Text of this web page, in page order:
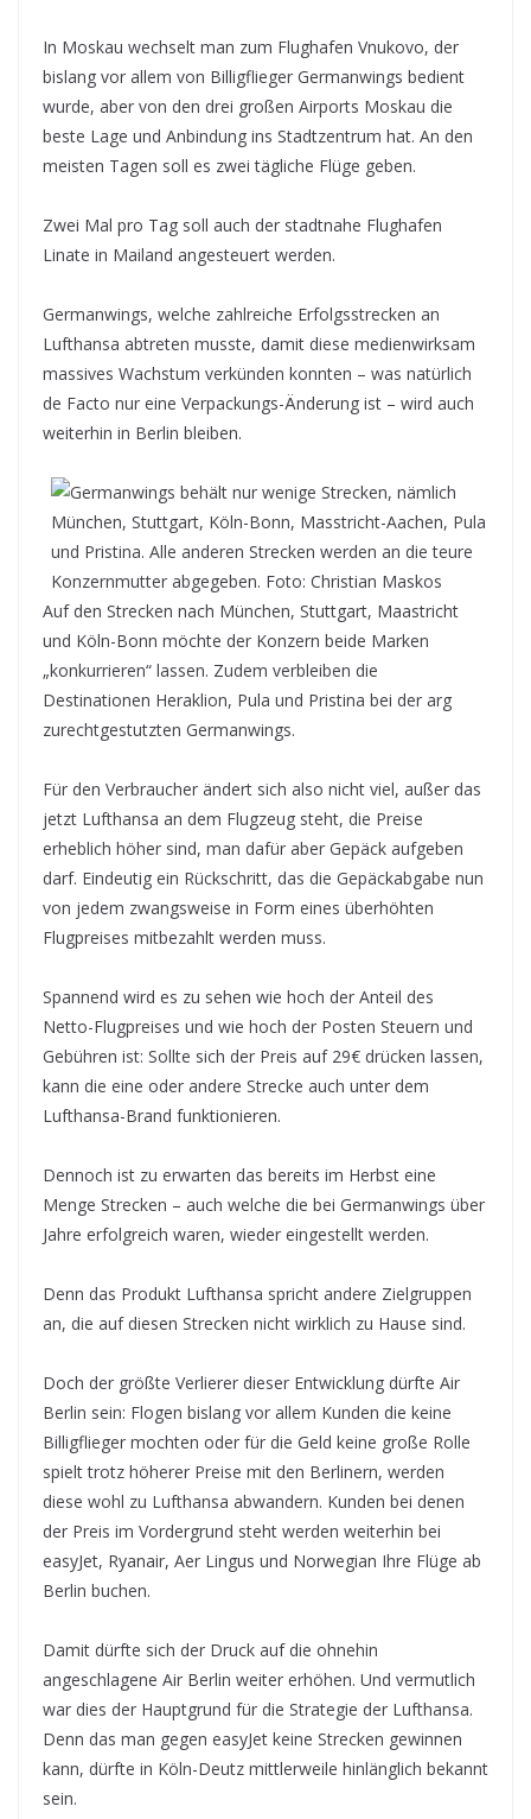
In Moskau wechselt man zum Flughafen Vnukovo, der
bislang vor allem von Billigflieger Germanwings bedient
wurde, aber von den drei großen Airports Moskau die
beste Lage und Anbindung ins Stadtzentrum hat. An den
meisten Tagen soll es zwei tägliche Flüge geben.
Zwei Mal pro Tag soll auch der stadtnahe Flughafen
Linate in Mailand angesteuert werden.
Germanwings, welche zahlreiche Erfolgsstrecken an
Lufthansa abtreten musste, damit diese medienwirksam
massives Wachstum verkünden konnten – was natürlich
de Facto nur eine Verpackungs-Änderung ist – wird auch
weiterhin in Berlin bleiben.
Auf den Strecken nach München, Stuttgart, Maastricht
und Köln-Bonn möchte der Konzern beide Marken
„konkurrieren“ lassen. Zudem verbleiben die
Destinationen Heraklion, Pula und Pristina bei der arg
zurechtgestutzten Germanwings.
Für den Verbraucher ändert sich also nicht viel, außer das
jetzt Lufthansa an dem Flugzeug steht, die Preise
erheblich höher sind, man dafür aber Gepäck aufgeben
darf. Eindeutig ein Rückschritt, das die Gepäckabgabe nun
von jedem zwangsweise in Form eines überhöhten
Flugpreises mitbezahlt werden muss.
Spannend wird es zu sehen wie hoch der Anteil des
Netto-Flugpreises und wie hoch der Posten Steuern und
Gebühren ist: Sollte sich der Preis auf 29€ drücken lassen,
kann die eine oder andere Strecke auch unter dem
Lufthansa-Brand funktionieren.
Dennoch ist zu erwarten das bereits im Herbst eine
Menge Strecken – auch welche die bei Germanwings über
Jahre erfolgreich waren, wieder eingestellt werden.
Denn das Produkt Lufthansa spricht andere Zielgruppen
an, die auf diesen Strecken nicht wirklich zu Hause sind.
Doch der größte Verlierer dieser Entwicklung dürfte Air
Berlin sein: Flogen bislang vor allem Kunden die keine
Billigflieger mochten oder für die Geld keine große Rolle
spielt trotz höherer Preise mit den Berlinern, werden
diese wohl zu Lufthansa abwandern. Kunden bei denen
der Preis im Vordergrund steht werden weiterhin bei
easyJet, Ryanair, Aer Lingus und Norwegian Ihre Flüge ab
Berlin buchen.
Damit dürfte sich der Druck auf die ohnehin
angeschlagene Air Berlin weiter erhöhen. Und vermutlich
war dies der Hauptgrund für die Strategie der Lufthansa.
Denn das man gegen easyJet keine Strecken gewinnen
kann, dürfte in Köln-Deutz mittlerweile hinlänglich bekannt
sein.